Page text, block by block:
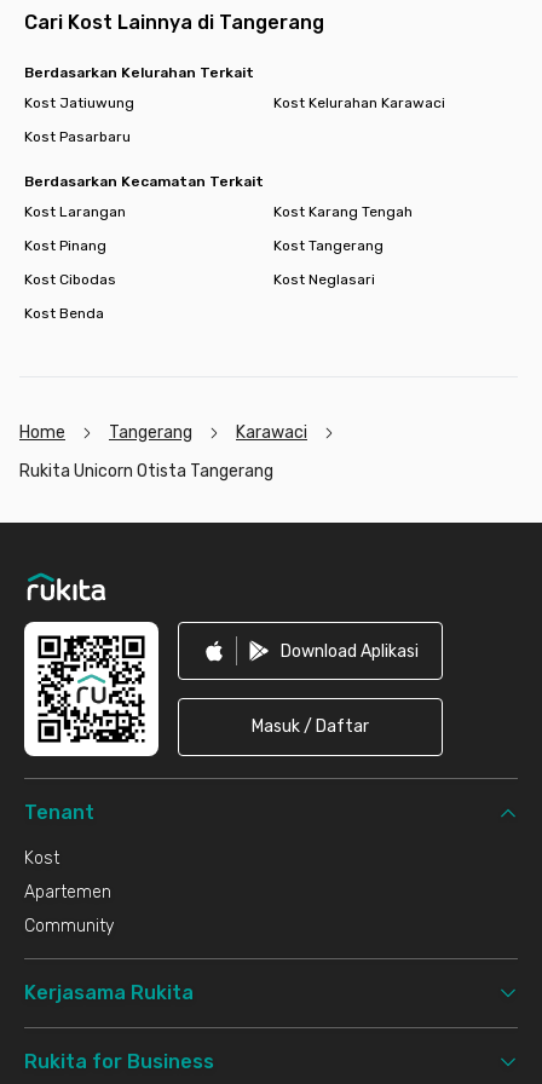
Cari Kost Lainnya di Tangerang
Berdasarkan Kelurahan Terkait
Kost Jatiuwung
Kost Kelurahan Karawaci
Kost Pasarbaru
Berdasarkan Kecamatan Terkait
Kost Larangan
Kost Karang Tengah
Kost Pinang
Kost Tangerang
Kost Cibodas
Kost Neglasari
Kost Benda
Home Tangerang
Karawaci
Rukita Unicorn Otista Tangerang
Download Aplikasi
Masuk / Daftar
Tenant
Kost
Apartemen
Community
Kerjasama Rukita
Rukita for Business